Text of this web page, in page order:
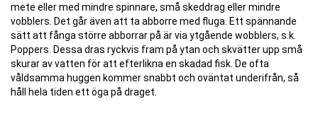
mete eller med mindre spinnare, små skeddrag eller mindre
vobblers. Det går även att ta abborre med fluga. Ett spännande
sätt att fånga större abborrar på är via ytgående wobblers, s.k.
Poppers. Dessa dras ryckvis fram på ytan och skvätter upp små
skurar av vatten för att efterlikna en skadad fisk. De ofta
våldsamma huggen kommer snabbt och oväntat underifrån, så
håll hela tiden ett öga på draget.